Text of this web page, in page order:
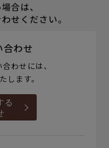
合は、
せください。
合わせ
わせには、
します。
る